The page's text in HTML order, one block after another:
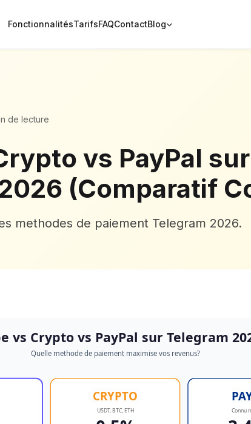
FonctionnalitésTarifsFAQContactBlog
de lecture
vs PayPal sur
(Comparatif
methodes de paiement Telegram 2026.